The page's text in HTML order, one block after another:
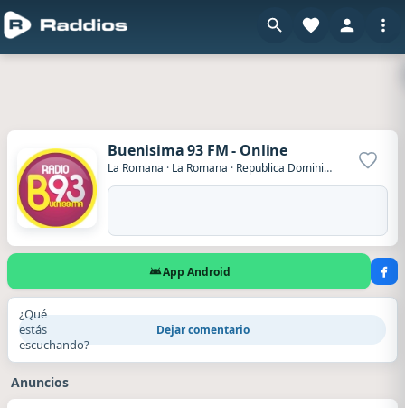
Buenisima 93 FM - Online
La Romana · La Romana · Republica Dominicana
App Android
¿Qué
estás
escuchando?
Dejar comentario
Anuncios